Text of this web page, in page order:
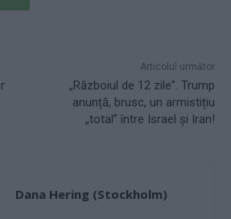
Articolul următor
„Războiul de 12 zile”. Trump
anunță, brusc, un armistițiu
„total” între Israel și Iran!
Dana Hering (Stockholm)